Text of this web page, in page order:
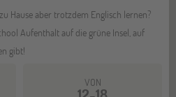
Hause aber trotzdem Englisch lernen?
Aufenthalt auf die grüne Insel, auf
gibt!
VON